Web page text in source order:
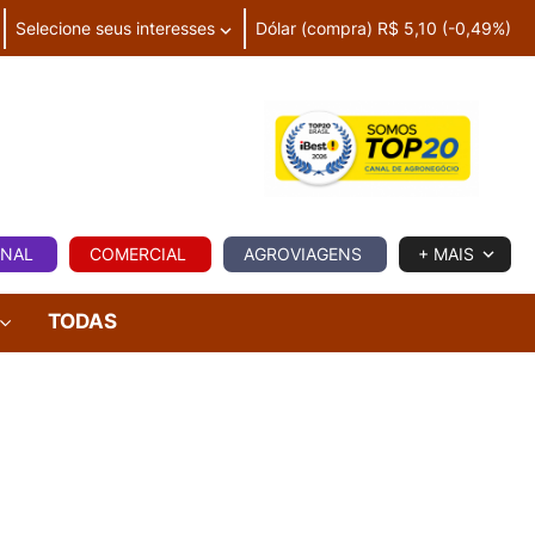
Selecione seus interesses Dólar (compra) R$ 5,10 (-0,49%)
COMERCIAL AGROVIAGENS + MAIS
TODAS